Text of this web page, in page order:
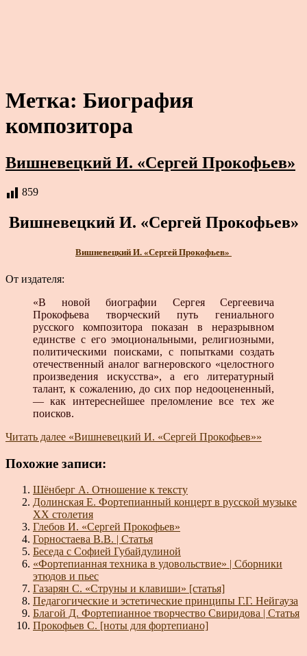
Метка: Биография
композитора
Вишневецкий И. «Сергей Прокофьев»
859
Вишневецкий И. «Сергей Прокофьев»
Вишневецкий И. «Сергей Прокофьев»
От издателя:
«В новой биографии Сергея Сергеевича
Прокофьева творческий путь гениального
русского композитора показан в неразрывном
единстве с его эмоциональными, религиозными,
политическими поисками, с попытками создать
отечественный аналог вагнеровского «целостного
произведения искусства», а его литературный
талант, к сожалению, до сих пор недооцененный,
— как интереснейшее преломление все тех же
поисков.
Читать далее «Вишневецкий И. «Сергей Прокофьев»»
Похожие записи:
Шёнберг А. Отношение к тексту
Долинская Е. Фортепианный концерт в русской музыке
XX столетия
Глебов И. «Сергей Прокофьев»
Горностаева В.В. | Статья
Беседа с Софией Губайдулиной
«Фортепианная техника в удовольствие» | Сборники
этюдов и пьес
Газарян С. «Струны и клавиши» [статья]
Педагогические и эстетические принципы Г.Г. Нейгауза
Благой Д. Фортепианное творчество Свиридова | Статья
Прокофьев С. [ноты для фортепиано]